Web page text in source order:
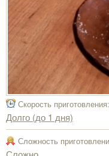
Скорость приготовления:
Долго (до 1 дня)
Сложность